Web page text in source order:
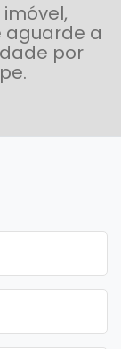
aguarde a
por